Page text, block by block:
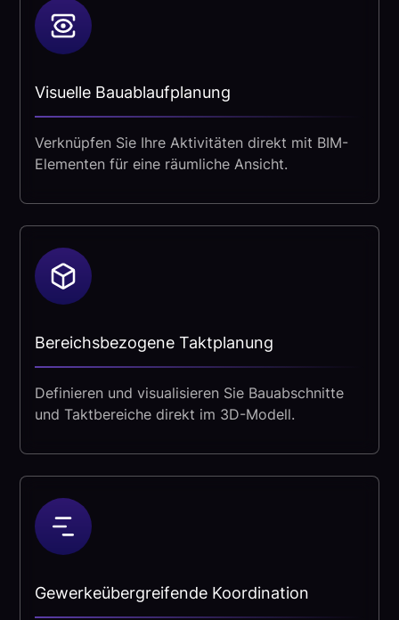
Visuelle Bauablaufplanung
Verknüpfen Sie Ihre Aktivitäten direkt mit BIM-
Elementen für eine räumliche Ansicht.
Bereichsbezogene Taktplanung
Definieren und visualisieren Sie Bauabschnitte
und Taktbereiche direkt im 3D-Modell.
Gewerkeübergreifende Koordination